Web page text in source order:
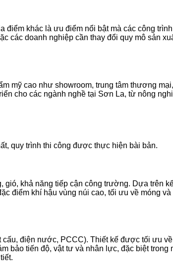
khác là ưu điểm nổi bật mà các công
các doanh nghiệp cần thay đổi quy mô sản
mỹ cao như showroom, trung tâm thương
cho các ngành nghề tại Sơn La, từ nông
quy trình thi công được thực hiện bài bản.
khả năng tiếp cận công trường. Dựa trên
điểm khí hậu vùng núi cao, tối ưu về móng và
điện nước, PCCC). Thiết kế được tối ưu
bảo tiến độ, vật tư và nhân lực, đặc biệt trong